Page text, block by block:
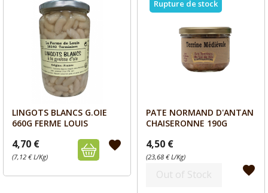
Aperçu
LINGOTS BLANCS G.OIE
660G FERME LOUIS
4,70 €
(7,12 € L/Kg)
favorite
Aperçu
PATE NORMAND D'ANTAN
CHAISERONNE 190G
4,50 €
(23,68 € L/Kg)
Out of Stock favorite
Rupture de stock